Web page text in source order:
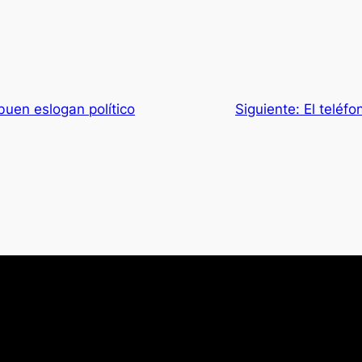
eslogan político Siguiente: El